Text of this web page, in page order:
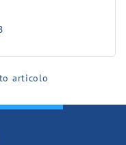
articolo